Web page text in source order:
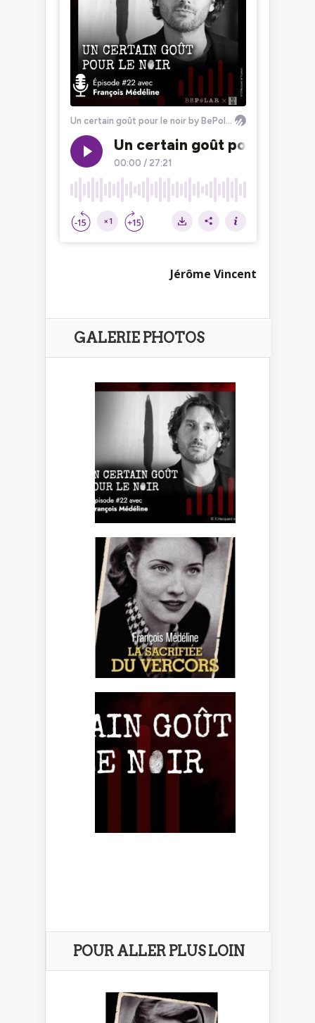
Jérôme Vincent
GALERIE PHOTOS
POUR ALLER PLUS LOIN